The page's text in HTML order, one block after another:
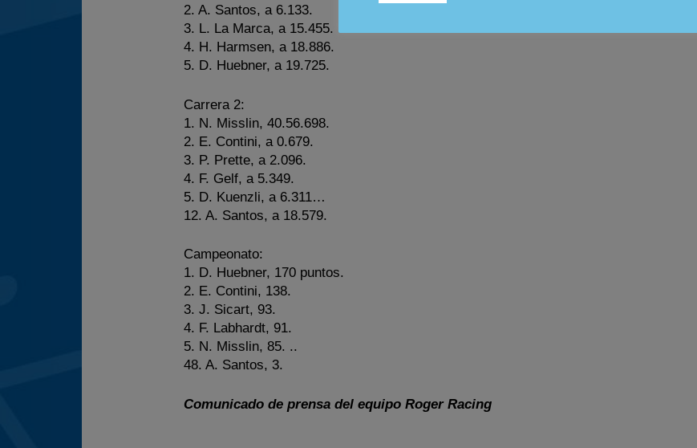
2. A. Santos, a 6.133.
3. L. La Marca, a 15.455.
4. H. Harmsen, a 18.886.
5. D. Huebner, a 19.725.
Carrera 2:
1. N. Misslin, 40.56.698.
2. E. Contini, a 0.679.
3. P. Prette, a 2.096.
4. F. Gelf, a 5.349.
5. D. Kuenzli, a 6.311…
12. A. Santos, a 18.579.
Campeonato:
1. D. Huebner, 170 puntos.
2. E. Contini, 138.
3. J. Sicart, 93.
4. F. Labhardt, 91.
5. N. Misslin, 85. ..
48. A. Santos, 3.
Comunicado de prensa del equipo Roger Racing